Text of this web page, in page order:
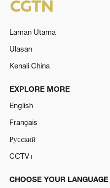
Laman Utama
Ulasan
Kenali China
EXPLORE MORE
English
Français
Русский
CCTV+
CHOOSE YOUR LANGUAGE